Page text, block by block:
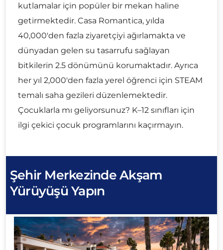
kutlamalar için popüler bir mekan haline
getirmektedir. Casa Romantica, yılda
40,000'den fazla ziyaretçiyi ağırlamakta ve
dünyadan gelen su tasarrufu sağlayan
bitkilerin 2.5 dönümünü korumaktadır. Ayrıca
her yıl 2,000'den fazla yerel öğrenci için STEAM
temalı saha gezileri düzenlemektedir.
Çocuklarla mı geliyorsunuz? K–12 sınıfları için
ilgi çekici çocuk programlarını kaçırmayın.
Şehir Merkezinde Akşam
Yürüyüşü Yapın